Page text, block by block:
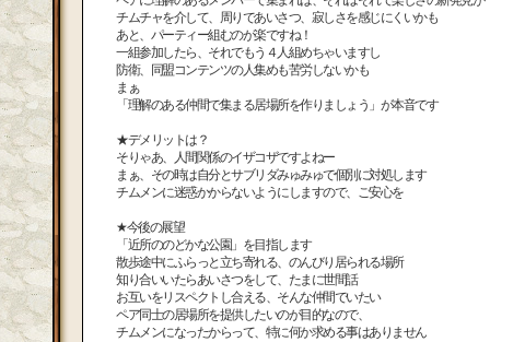
チムチャを介して、周りであいさつ、寂しさを感じにくいかも
あと、パーティー組むのが楽ですね！
一組参加したら、それでもう４人組めちゃいますし
防衛、同盟コンテンツの人集めも苦労しないかも
まぁ
「理解のある仲間で集まる居場所を作りましょう」が本音です
★デメリットは？
そりゃあ、人間関係のイザコザですよねー
まぁ、その時は自分とサブリダみゅみゅで個別に対処します
チムメンに迷惑かからないようにしますので、ご安心を
★今後の展望
「近所ののどかな公園」を目指します
散歩途中にふらっと立ち寄れる、のんびり居られる場所
知り合いいたらあいさつをして、たまに世間話
お互いをリスペクトし合える、そんな仲間でいたい
ペア同士の居場所を提供したいのが目的なので、
チムメンになったからって、特に何か求める事はありません